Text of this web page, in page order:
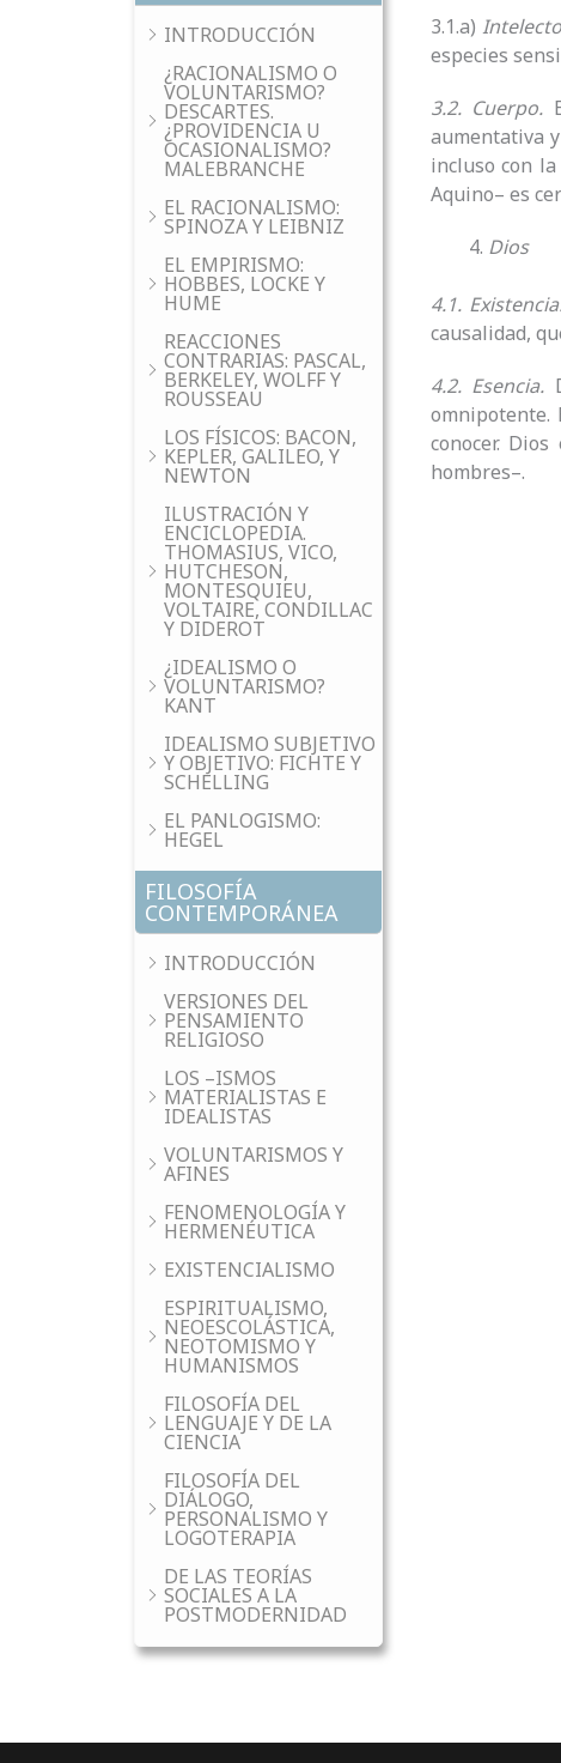
INTRODUCCIÓN
¿RACIONALISMO O
VOLUNTARISMO?
DESCARTES.
¿PROVIDENCIA U
OCASIONALISMO?
MALEBRANCHE
EL RACIONALISMO:
SPINOZA Y LEIBNIZ
EL EMPIRISMO:
HOBBES, LOCKE Y
HUME
REACCIONES
CONTRARIAS: PASCAL,
BERKELEY, WOLFF Y
ROUSSEAU
LOS FÍSICOS: BACON,
KEPLER, GALILEO, Y
NEWTON
ILUSTRACIÓN Y
ENCICLOPEDIA.
THOMASIUS, VICO,
HUTCHESON,
MONTESQUIEU,
VOLTAIRE, CONDILLAC
Y DIDEROT
¿IDEALISMO O
VOLUNTARISMO?
KANT
IDEALISMO SUBJETIVO
Y OBJETIVO: FICHTE Y
SCHELLING
EL PANLOGISMO:
HEGEL
FILOSOFÍA
CONTEMPORÁNEA
INTRODUCCIÓN
VERSIONES DEL
PENSAMIENTO
RELIGIOSO
LOS –ISMOS
MATERIALISTAS E
IDEALISTAS
VOLUNTARISMOS Y
AFINES
FENOMENOLOGÍA Y
HERMENÉUTICA
EXISTENCIALISMO
ESPIRITUALISMO,
NEOESCOLÁSTICA,
NEOTOMISMO Y
HUMANISMOS
FILOSOFÍA DEL
LENGUAJE Y DE LA
CIENCIA
FILOSOFÍA DEL
DIÁLOGO,
PERSONALISMO Y
LOGOTERAPIA
DE LAS TEORÍAS
SOCIALES A LA
POSTMODERNIDAD
3.1.a)
especies
3.2. Cuerpo.
aumentativa
incluso con
Aquino– es
Dios
4.1.
causalidad,
4.2. Esencia.
omnipotente.
conocer.
hombres–.